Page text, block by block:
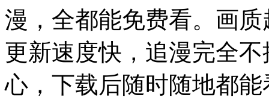
漫，全都能免费看。画
更新速度快，追漫完全
心，下载后随时随地都